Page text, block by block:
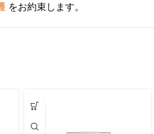
をお約束します。